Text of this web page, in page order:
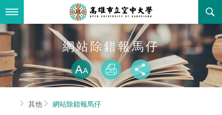
到
要
內最新消息
全部公告
教務公告
學系公告
關於本校
空大簡介
立案證明
本校位置
行政單位
行政單位簡介
學術單位
網站除錯報馬仔
略過字型切
放大
列印 分享
首頁其他 網站除錯報馬仔